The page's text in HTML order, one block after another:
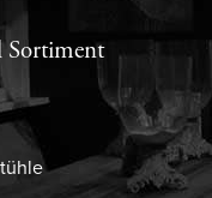
Sortiment